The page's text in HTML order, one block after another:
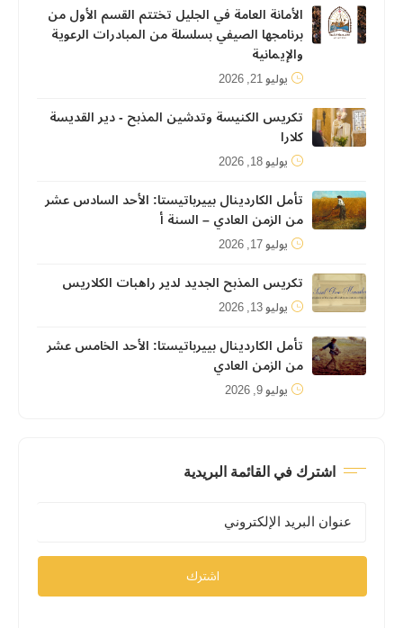
الأمانة العامة في الجليل تختتم القسم الأول من
برنامجها الصيفي بسلسلة من المبادرات الرعوية
والإيمانية
يوليو 21, 2026
تكريس الكنيسة وتدشين المذبح - دير القديسة
كلارا
يوليو 18, 2026
تأمل الكاردينال بييرباتيستا: الأحد السادس عشر
من الزمن العادي – السنة أ
يوليو 17, 2026
تكريس المذبح الجديد لدير راهبات الكلاريس
يوليو 13, 2026
تأمل الكاردينال بييرباتيستا: الأحد الخامس عشر
من الزمن العادي
يوليو 9, 2026
اشترك في القائمة البريدية
اشترك